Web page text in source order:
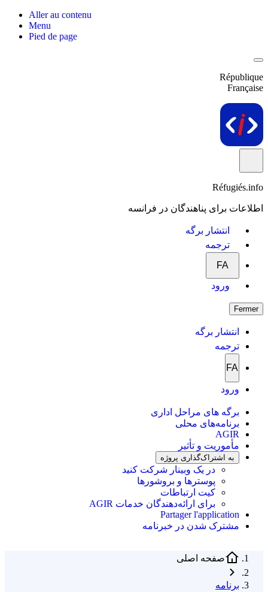
Aller au contenu
Menu
Pied de page
République
Française
Réfugiés.info
اطلاعات برای پناهندگان در فرانسه
انتشار برگه
ترجمه
FA
ورود
Fermer
انتشار برگه
ترجمه
FA
ورود
برگه های مراحل اداری
برنامه‌های محلی
AGIR
مأموریت و تأثیر
به اشتراک‌گذاری پروژه
در یک وبینار شرکت کنید
پوسترها و بروشورها
کیت ارتباطات
برای ارائه‌دهندگان خدمات AGIR
Partager l'application
مشترک شدن در خبرنامه
صفحه اصلی
برنامه